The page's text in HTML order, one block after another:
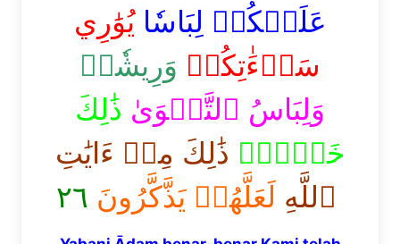
عَلَيۡكُمۡ لِبَاسٗا يُوَٰرِي
سَوۡءَٰتِكُمۡ وَرِيشٗاۖ
وَلِبَاسُ ٱلتَّقۡوَىٰ ذَٰلِكَ
خَيۡرٞۚ ذَٰلِكَ مِنۡ ءَايَٰتِ
ٱللَّهِ لَعَلَّهُمۡ يَذَّكَّرُونَ ٢٦